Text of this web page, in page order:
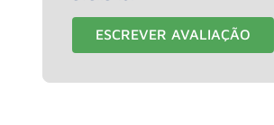
ESCREVER AVALIAÇÃO